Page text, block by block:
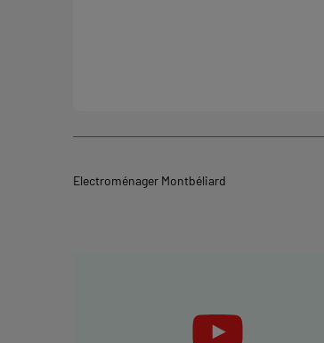
Electroménager Montbéliard